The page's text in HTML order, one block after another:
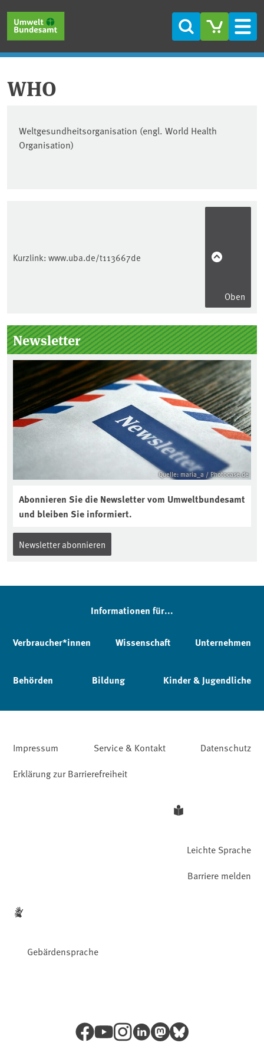
Suche
WHO
Weltgesundheitsorganisation (engl. World Health
Organisation)
Kurzlink: www.uba.de/t113667de
Oben
Seitenleiste
Newsletter
Quelle: maria_a / Photocase.de
Abonnieren Sie die Newsletter vom Umweltbundesamt
und bleiben Sie informiert.
Newsletter abonnieren
Informationen für...
Verbraucher*innen Wissenschaft Unternehmen
Behörden Bildung Kinder & Jugendliche
Impressum Service & Kontakt
Datenschutz
Erklärung zur Barrierefreiheit
Leichte Sprache
Gebärdensprache
Barriere melden